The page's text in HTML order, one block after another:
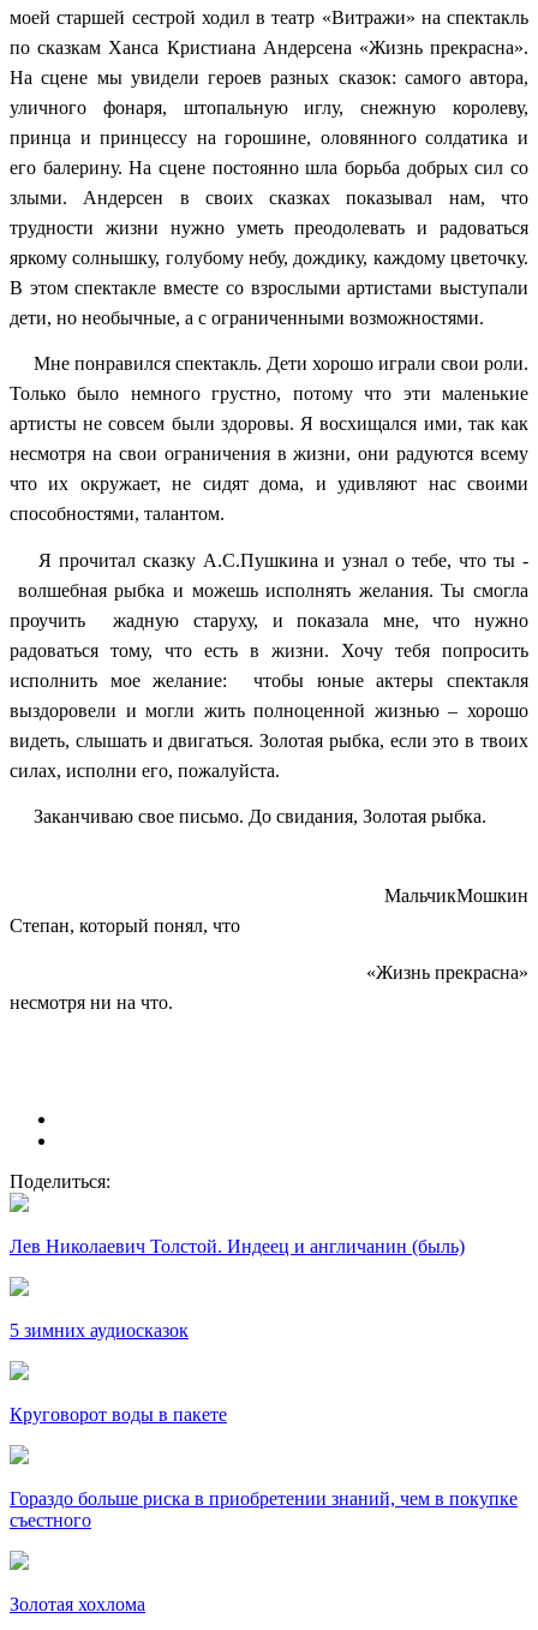
моей старшей сестрой ходил в театр «Витражи» на спектакль
по сказкам Ханса Кристиана Андерсена «Жизнь прекрасна».
На сцене мы увидели героев разных сказок: самого автора,
уличного фонаря, штопальную иглу, снежную королеву,
принца и принцессу на горошине, оловянного солдатика и
его балерину. На сцене постоянно шла борьба добрых сил со
злыми. Андерсен в своих сказках показывал нам, что
трудности жизни нужно уметь преодолевать и радоваться
яркому солнышку, голубому небу, дождику, каждому цветочку.
В этом спектакле вместе со взрослыми артистами выступали
дети, но необычные, а с ограниченными возможностями.
Мне понравился спектакль. Дети хорошо играли свои роли.
Только было немного грустно, потому что эти маленькие
артисты не совсем были здоровы. Я восхищался ими, так как
несмотря на свои ограничения в жизни, они радуются всему
что их окружает, не сидят дома, и удивляют нас своими
способностями, талантом.
Я прочитал сказку А.С.Пушкина и узнал о тебе, что ты -
волшебная рыбка и можешь исполнять желания. Ты смогла
проучить жадную старуху, и показала мне, что нужно
радоваться тому, что есть в жизни. Хочу тебя попросить
исполнить мое желание: чтобы юные актеры спектакля
выздоровели и могли жить полноценной жизнью – хорошо
видеть, слышать и двигаться. Золотая рыбка, если это в твоих
силах, исполни его, пожалуйста.
Заканчиваю свое письмо. До свидания, Золотая рыбка.
МальчикМошкин
Степан, который понял, что
«Жизнь прекрасна»
несмотря ни на что.
Поделиться:
Лев Николаевич Толстой. Индеец и англичанин (быль)
5 зимних аудиосказок
Круговорот воды в пакете
Гораздо больше риска в приобретении знаний, чем в покупке
съестного
Золотая хохлома